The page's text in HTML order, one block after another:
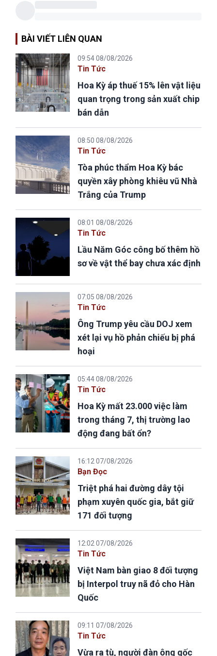
BÀI VIẾT LIÊN QUAN
09:54 08/08/2026
Tin Tức
Hoa Kỳ áp thuế 15% lên vật liệu
quan trọng trong sản xuất chip
bán dẫn
08:50 08/08/2026
Tin Tức
Tòa phúc thẩm Hoa Kỳ bác
quyền xây phòng khiêu vũ Nhà
Trắng của Trump
08:01 08/08/2026
Tin Tức
Lầu Năm Góc công bố thêm hồ
sơ về vật thể bay chưa xác định
07:05 08/08/2026
Tin Tức
Ông Trump yêu cầu DOJ xem
xét lại vụ hồ phản chiếu bị phá
hoại
05:44 08/08/2026
Tin Tức
Hoa Kỳ mất 23.000 việc làm
trong tháng 7, thị trường lao
động đang bất ổn?
16:12 07/08/2026
Bạn Đọc
Triệt phá hai đường dây tội
phạm xuyên quốc gia, bắt giữ
171 đối tượng
12:02 07/08/2026
Tin Tức
Việt Nam bàn giao 8 đối tượng
bị Interpol truy nã đỏ cho Hàn
Quốc
09:11 07/08/2026
Tin Tức
Vừa ra tù, người đàn ông gốc